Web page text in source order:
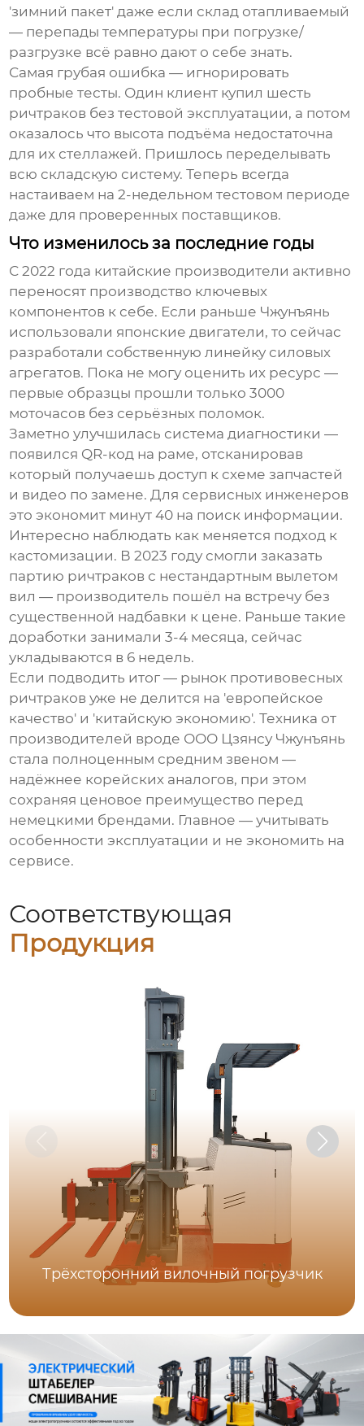
'зимний пакет' даже если склад отапливаемый
— перепады температуры при погрузке/
разгрузке всё равно дают о себе знать.
Самая грубая ошибка — игнорировать
пробные тесты. Один клиент купил шесть
ричтраков без тестовой эксплуатации, а потом
оказалось что высота подъёма недостаточна
для их стеллажей. Пришлось переделывать
всю складскую систему. Теперь всегда
настаиваем на 2-недельном тестовом периоде
даже для проверенных поставщиков.
Что изменилось за последние годы
С 2022 года китайские производители активно
переносят производство ключевых
компонентов к себе. Если раньше Чжунъянь
использовали японские двигатели, то сейчас
разработали собственную линейку силовых
агрегатов. Пока не могу оценить их ресурс —
первые образцы прошли только 3000
моточасов без серьёзных поломок.
Заметно улучшилась система диагностики —
появился QR-код на раме, отсканировав
который получаешь доступ к схеме запчастей
и видео по замене. Для сервисных инженеров
это экономит минут 40 на поиск информации.
Интересно наблюдать как меняется подход к
кастомизации. В 2023 году смогли заказать
партию ричтраков с нестандартным вылетом
вил — производитель пошёл на встречу без
существенной надбавки к цене. Раньше такие
доработки занимали 3-4 месяца, сейчас
укладываются в 6 недель.
Если подводить итог — рынок противовесных
ричтраков уже не делится на 'европейское
качество' и 'китайскую экономию'. Техника от
производителей вроде ООО Цзянсу Чжунъянь
стала полноценным средним звеном —
надёжнее корейских аналогов, при этом
сохраняя ценовое преимущество перед
немецкими брендами. Главное — учитывать
особенности эксплуатации и не экономить на
сервисе.
Соответствующая
Продукция
Трёхсторонний вилочный погрузчик